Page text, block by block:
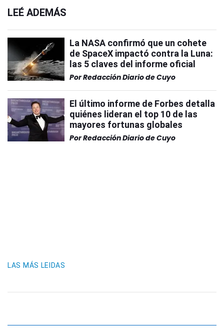
LEÉ ADEMÁS
La NASA confirmó que un cohete
de SpaceX impactó contra la Luna:
las 5 claves del informe oficial
PorRedacción Diario de Cuyo
El último informe de Forbes detalla
quiénes lideran el top 10 de las
mayores fortunas globales
PorRedacción Diario de Cuyo
LAS MÁS LEIDAS